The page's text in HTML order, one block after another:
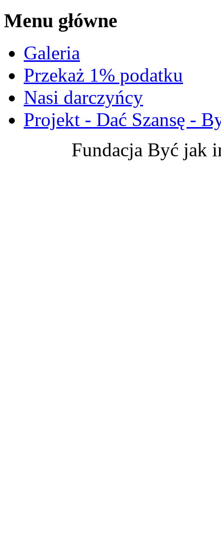
Menu główne
Galeria
Przekaż 1% podatku
Nasi darczyńcy
Projekt - Dać Szansę -
Fundacja Być jak